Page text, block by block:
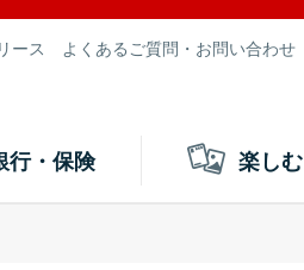
ース よくあるご質問・お問い合わせ
行・保険 楽しむ